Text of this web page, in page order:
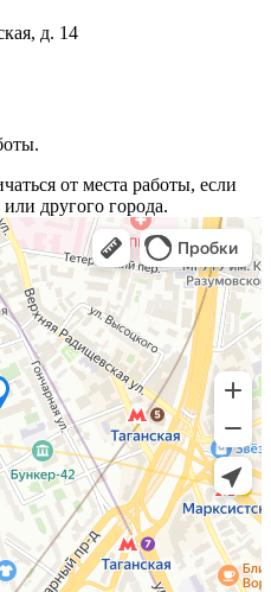
д. 14
от места работы, если
другого города.